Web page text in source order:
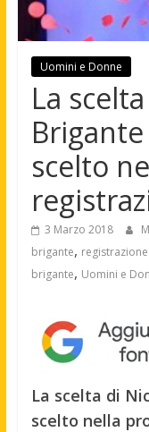
Uomini e Donne
La
Brigante
scelto
3 Marzo 2018
brigante,
brigante, Uomini e
La scelta di
scelto nella